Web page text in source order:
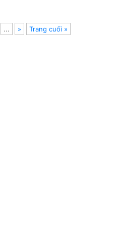
... » Trang cuối »